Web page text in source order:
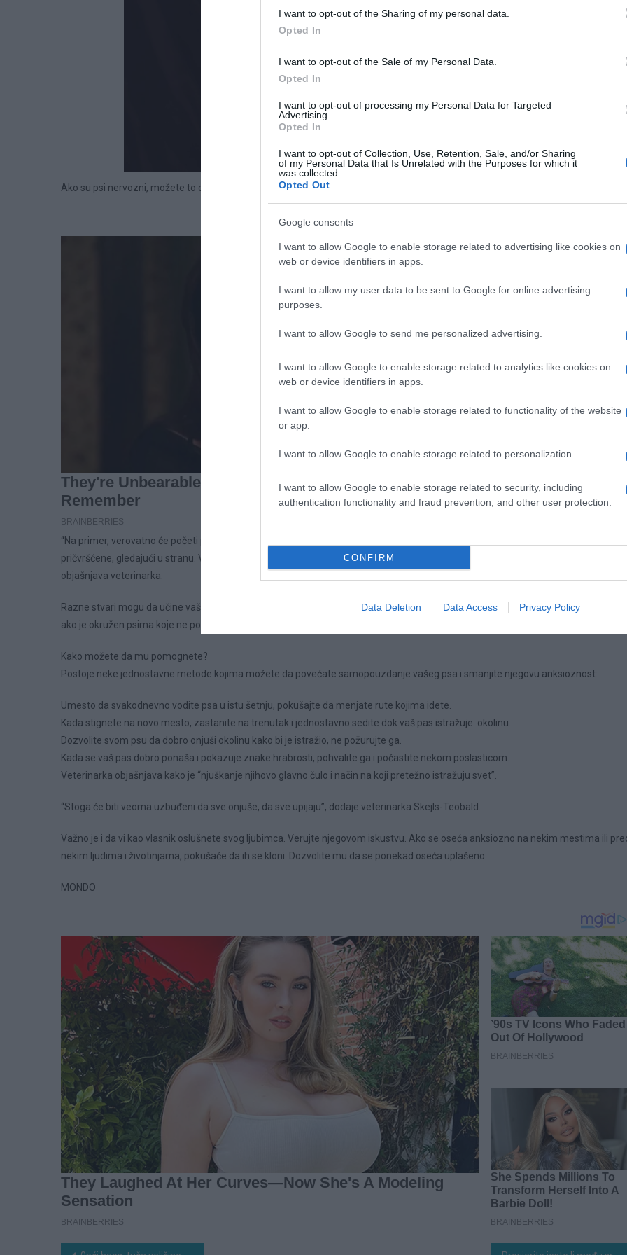
I want to opt-out of the Sharing of my personal data.
Opted In
I want to opt-out of the Sale of my Personal Data.
Opted In
I want to opt-out of processing my Personal Data for Targeted
Advertising.
Opted In
I want to opt-out of Collection, Use, Retention, Sale, and/or Sharing
of my Personal Data that Is Unrelated with the Purposes for which it
was collected.
Opted Out
Google consents
I want to allow Google to enable storage related to advertising like cookies on
web or device identifiers in apps.
I want to allow my user data to be sent to Google for online advertising
purposes.
I want to allow Google to send me personalized advertising.
I want to allow Google to enable storage related to analytics like cookies on
web or device identifiers in apps.
I want to allow Google to enable storage related to functionality of the website
or app.
I want to allow Google to enable storage related to personalization.
I want to allow Google to enable storage related to security, including
authentication functionality and fraud prevention, and other user protection.
CONFIRM
Data Deletion Data Access Privacy Policy
Ako su psi nervozni, možete to da primetite po govoru tela.
“Na primer, verovatno će početi prekomerno da dahću, rep će im biti podvučen ispod tela, a mogu se i tresti i uši će im biti
pričvršćene, gledajući u stranu. Verovatno neće biti voljni da više istražuju i neće biti zainteresovani za svoje poslastice ili igračke”,
objašnjava veterinarka.
Razne stvari mogu da učine vašeg psa nervoznim. Tako, ako se nađe u novom i nepoznatom okruženju, ako ste vi daleko od
ako je okružen psima koje ne poznaje ili ako mu smeta vrućina, pas može da ispolji prve znake stresa o kojima govori veterinarka.
Kako možete da mu pomognete?
Postoje neke jednostavne metode kojima možete da povećate samopouzdanje vašeg psa i smanjite njegovu anksioznost:
Umesto da svakodnevno vodite psa u istu šetnju, pokušajte da menjate rute kojima idete.
Kada stignete na novo mesto, zastanite na trenutak i jednostavno sedite dok vaš pas istražuje. okolinu.
Dozvolite svom psu da dobro onjuši okolinu kako bi je istražio, ne požurujte ga.
Kada se vaš pas dobro ponaša i pokazuje znake hrabrosti, pohvalite ga i počastite nekom poslasticom.
Veterinarka objašnjava kako je “njuškanje njihovo glavno čulo i način na koji pretežno istražuju svet”.
“Stoga će biti veoma uzbuđeni da sve onjuše, da sve upijaju”, dodaje veterinarka Skejls-Teobald.
Važno je i da vi kao vlasnik oslušnete svog ljubimca. Verujte njegovom iskustvu. Ako se oseća anksiozno na nekim mestima ili
nekim ljudima i životinjama, pokušaće da ih se kloni. Dozvolite mu da se ponekad oseća uplašeno.
MONDO